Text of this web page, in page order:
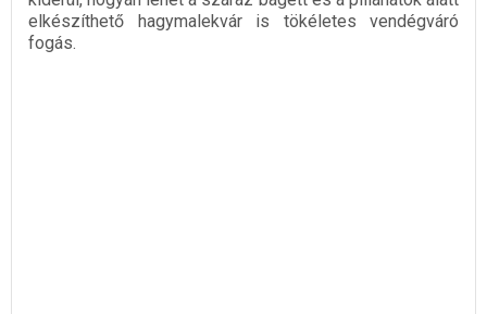
elkészíthető hagymalekvár is tökéletes vendégváró
fogás.